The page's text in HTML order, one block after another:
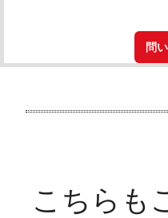
問
こちらも